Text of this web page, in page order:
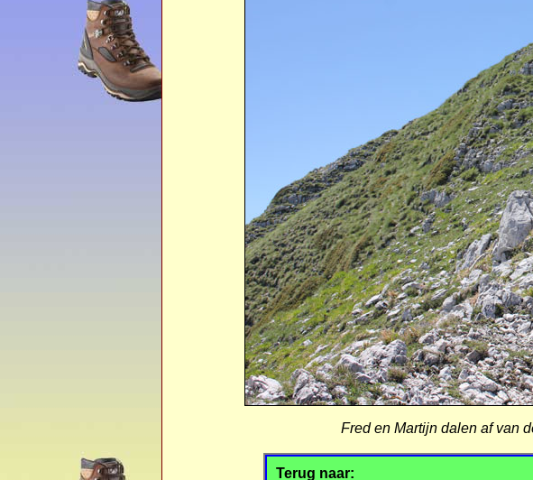
Fred en Martijn dalen af van
Terug naar: